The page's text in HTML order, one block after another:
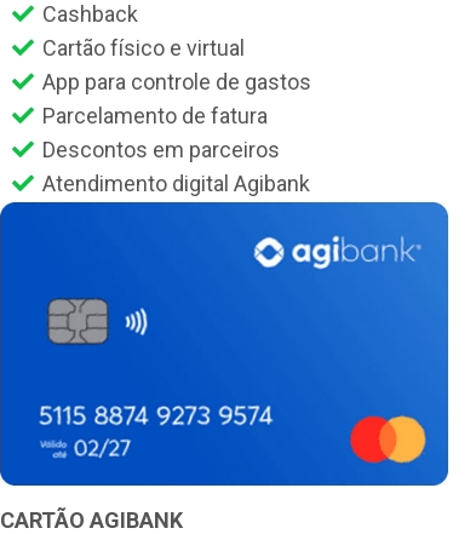
Cashback
Cartão físico e virtual
App para controle de gastos
Parcelamento de fatura
Descontos em parceiros
Atendimento digital Agibank
CARTÃO AGIBANK